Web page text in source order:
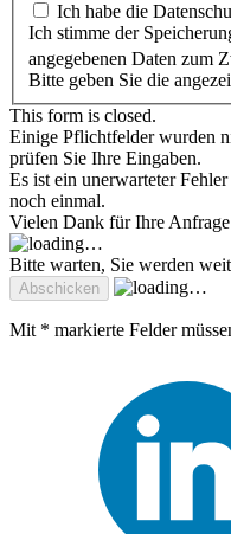
Ich habe die
Ich stimme der
angegebenen Daten zum
Bitte geben Sie die
This form is closed.
Einige Pflichtfelder wurden
prüfen Sie Ihre Eingaben.
Es ist ein unerwarteter
noch einmal.
Vielen Dank für Ihre
Bitte warten, Sie werden
Mit * markierte Felder